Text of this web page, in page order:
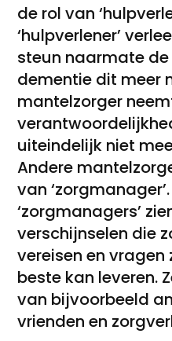
de rol van
‘hulpverlener’
steun naarmate
dementie dit meer
mantelzorger
uiteindelijk niet
Andere
van
‘zorgmanagers’
verschijnselen die
vereisen en
beste kan leveren.
van bijvoorbeeld
vrienden en